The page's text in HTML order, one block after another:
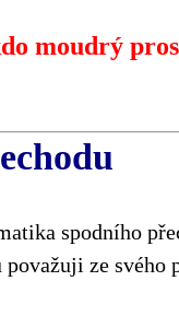
moudrý
spodního
ze svého